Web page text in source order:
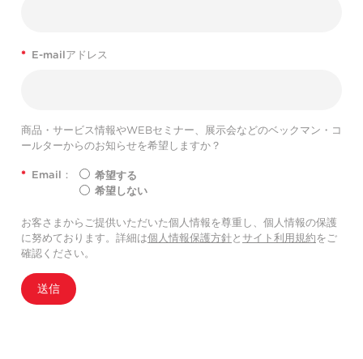
* E-mailアドレス
商品・サービス情報やWEBセミナー、展示会などのベックマン・コ
ールターからのお知らせを希望しますか？
* Email：
希望する
希望しない
お客さまからご提供いただいた個人情報を尊重し、個人情報の保護
に努めております。詳細は個人情報保護方針と サイト利用規約をご
確認ください。
送信